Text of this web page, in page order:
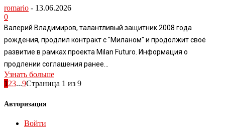
romario - 13.06.2026
0
Валерий Владимиров, талантливый защитник 2008 года
рождения, продлил контракт с "Миланом" и продолжит своё
развитие в рамках проекта Milan Futuro. Информация о
продлении соглашения ранее...
Узнать больше
123...9Страница 1 из 9
Авторизация
Войти